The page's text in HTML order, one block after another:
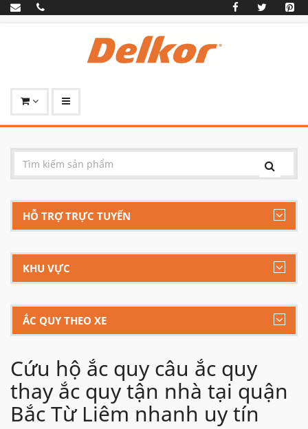
HỖ TRỢ TRỰC TUYẾN
KHU VỰC
ẮC QUY THEO XE
Cứu hộ ắc quy câu ắc quy
thay ắc quy tận nhà tại quận
Bắc Từ Liêm nhanh uy tín